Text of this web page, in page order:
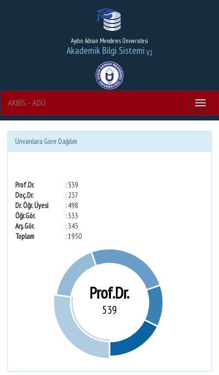
Aydın Adnan Menderes Üniversitesi
Akademik Bilgi Sistemi V2
Menu
AKBİS - ADÜ
Ünvanlara Göre Dağılım
Prof.Dr.
: 539
Doç.Dr.
: 237
Dr. Öğr. Üyesi
: 498
Öğr.Gör.
: 333
Arş.Gör.
: 343
Toplam
: 1950
Prof.Dr.
539